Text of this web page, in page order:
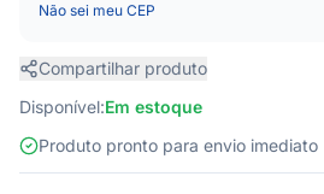
Não sei meu CEP
Compartilhar produto
Disponível:Em estoque
Produto pronto para envio imediato